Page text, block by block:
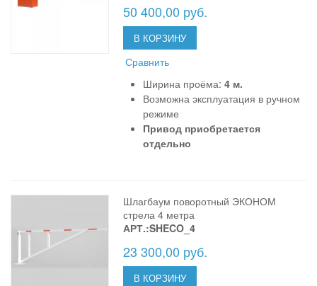
50 400,00 руб.
В КОРЗИНУ
Сравнить
Ширина проёма:4 м.
Возможна эксплуатация в ручном
режиме
Привод приобретается
отдельно
Шлагбаум поворотный ЭКОНОМ
стрела 4 метра
АРТ.:SHECO_4
23 300,00 руб.
В КОРЗИНУ